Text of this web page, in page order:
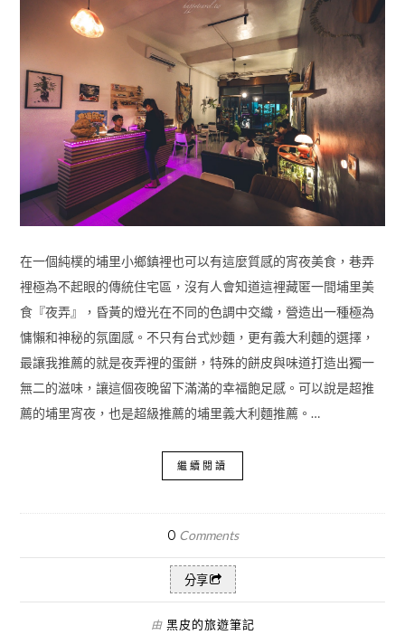
在一個純樸的埔里小鄉鎮裡也可以有這麼質感的宵夜美食，巷弄
裡極為不起眼的傳統住宅區，沒有人會知道這裡藏匿一間埔里美
食『夜弄』，昏黃的燈光在不同的色調中交織，營造出一種極為
慵懶和神秘的氛圍感。不只有台式炒麵，更有義大利麵的選擇，
最讓我推薦的就是夜弄裡的蛋餅，特殊的餅皮與味道打造出獨一
無二的滋味，讓這個夜晚留下滿滿的幸福飽足感。可以說是超推
薦的埔里宵夜，也是超級推薦的埔里義大利麵推薦。…
繼續閱讀
0 Comments
分享
由 黑皮的旅遊筆記